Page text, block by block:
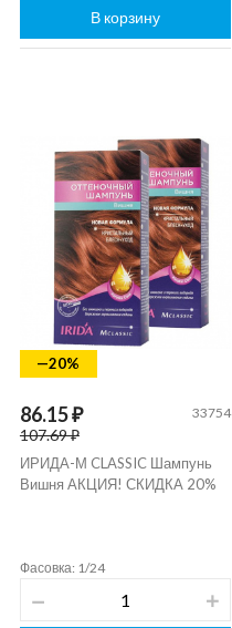
В корзину
—20%
86.15 ₽
107.69 ₽
33754
ИРИДА-М CLASSIC Шампунь
Вишня АКЦИЯ! СКИДКА 20%
Фасовка: 1/24